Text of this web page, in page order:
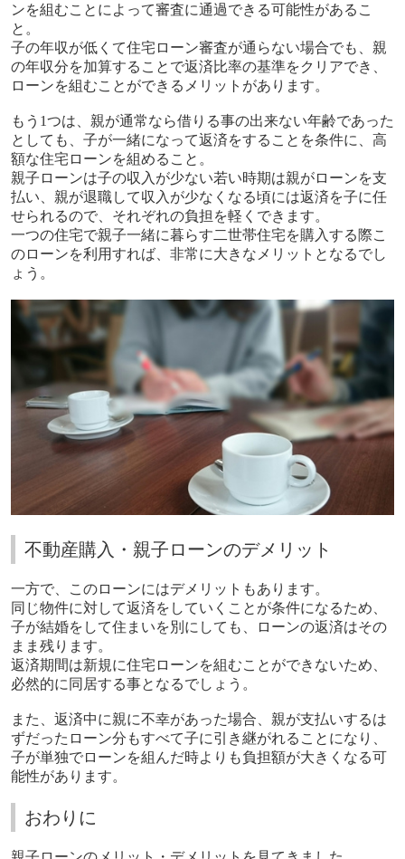
ンを組むことによって審査に通過できる可能性があるこ
と。
子の年収が低くて住宅ローン審査が通らない場合でも、親
の年収分を加算することで返済比率の基準をクリアでき、
ローンを組むことができるメリットがあります。
もう1つは、親が通常なら借りる事の出来ない年齢であった
としても、子が一緒になって返済をすることを条件に、高
額な住宅ローンを組めること。
親子ローンは子の収入が少ない若い時期は親がローンを支
払い、親が退職して収入が少なくなる頃には返済を子に任
せられるので、それぞれの負担を軽くできます。
一つの住宅で親子一緒に暮らす二世帯住宅を購入する際こ
のローンを利用すれば、非常に大きなメリットとなるでし
ょう。
不動産購入・親子ローンのデメリット
一方で、このローンにはデメリットもあります。
同じ物件に対して返済をしていくことが条件になるため、
子が結婚をして住まいを別にしても、ローンの返済はその
まま残ります。
返済期間は新規に住宅ローンを組むことができないため、
必然的に同居する事となるでしょう。
また、返済中に親に不幸があった場合、親が支払いするは
ずだったローン分もすべて子に引き継がれることになり、
子が単独でローンを組んだ時よりも負担額が大きくなる可
能性があります。
おわりに